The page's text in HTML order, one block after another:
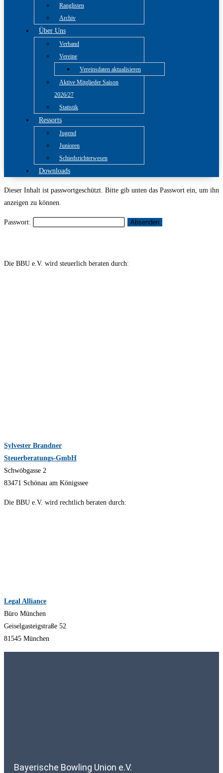
Ranglisten
Archiv
Über Uns
Verband
Vereine
Vereinsdaten aktualisieren
Aktive Mitglieder Saison
2026/27
Statistik
Ressorts
Jugend
Junioren
Schiedsrichterwesen
Downloads
Dieser Inhalt ist passwortgeschützt. Bitte gib unten das Passwort ein, um ihn
anzeigen zu können.
Passwort:
Die BBU e.V. wird steuerlich beraten durch:
Sylvester Brandner
Steuerberatungs-GmbH
Schwöbgasse 2
83471 Schönau am Königssee
Die BBU e.V. wird rechtlich beraten durch:
Legal Alliance
Büro München
Geiselgasteigstraße 52
81545 München
Bayerische Bowling Union e.V.